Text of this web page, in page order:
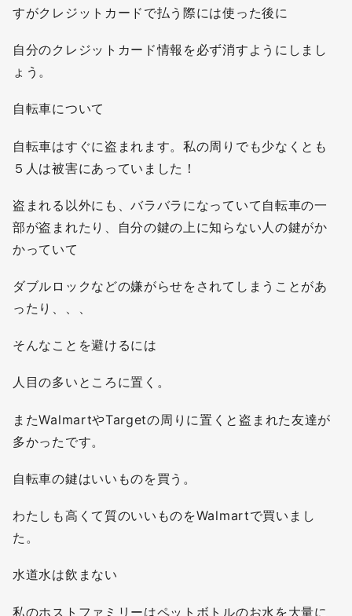
すがクレジットカードで払う際には使った後に
自分のクレジットカード情報を必ず消すようにしまし
ょう。
自転車について
自転車はすぐに盗まれます。私の周りでも少なくとも
５人は被害にあっていました！
盗まれる以外にも、バラバラになっていて自転車の一
部が盗まれたり、自分の鍵の上に知らない人の鍵がか
かっていて
ダブルロックなどの嫌がらせをされてしまうことがあ
ったり、、、
そんなことを避けるには
人目の多いところに置く。
またWalmartやTargetの周りに置くと盗まれた友達が
多かったです。
自転車の鍵はいいものを買う。
わたしも高くて質のいいものをWalmartで買いまし
た。
水道水は飲まない
私のホストファミリーはペットボトルのお水を大量に